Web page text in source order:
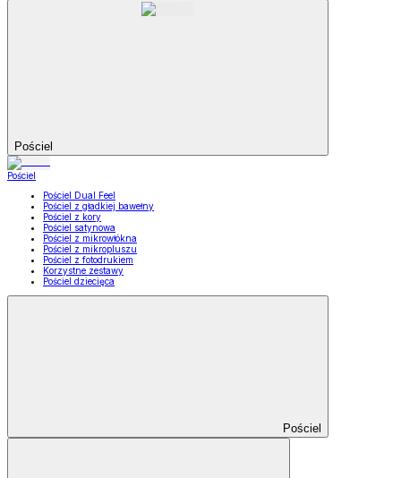
Pościel
Pościel
Pościel Dual Feel
Pościel z gładkiej bawełny
Pościel z kory
Pościel satynowa
Pościel z mikrowłókna
Pościel z mikropluszu
Pościel z fotodrukiem
Korzystne zestawy
Pościel dziecięca
Pościel